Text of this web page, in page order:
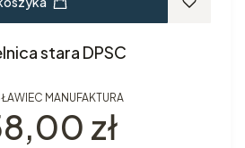
stara DPSC
MANUFAKTURA
zł